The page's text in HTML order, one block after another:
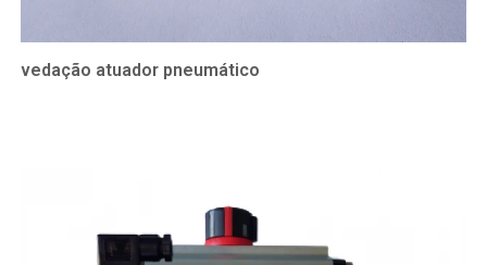
vedação atuador pneumático